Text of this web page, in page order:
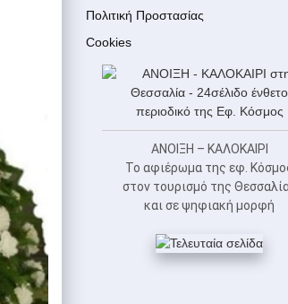
Πολιτική Προστασίας
Cookies
ΑΝΟΙΞΗ – ΚΑΛΟΚΑΙΡΙ
Το αφιέρωμα της εφ.
στον τουρισμό της
και σε ψηφιακή μορφή